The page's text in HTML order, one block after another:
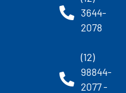
3644-
2078
(12)
98844-
2077 -